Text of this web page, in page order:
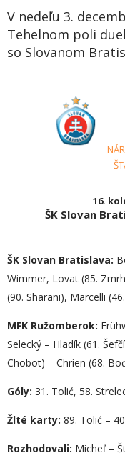
V nedeľu 3.
Tehelnom poli
so Slovanom
16.
ŠK Slovan
ŠK Slovan Bratislava:
Wimmer, Lovat (85.
(90. Sharani), Marcelli
MFK Ružomberok:
Selecký – Hladík (61.
Chobot) – Chrien (68.
Góly: 31. Tolić, 58.
Žlté karty: 89. Tolić –
Rozhodovali: Micheľ –